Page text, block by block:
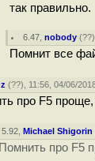
так правильно.
6.47 ,nobody (??
Помнит все
,z (??), 11:56, 04/06/
про F5
5.92 ,Michael Shigorin
про F5